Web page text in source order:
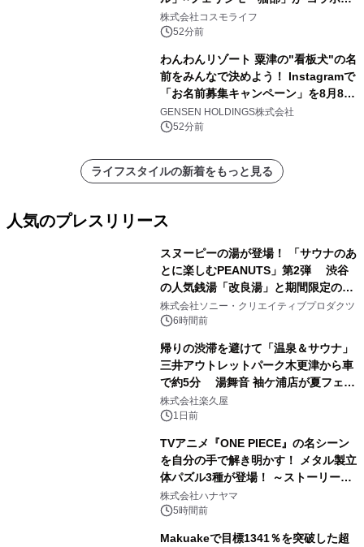
ャンペーンを実施
株式会社コスモライフ
52分前
わんわんリゾート 粟津の"看板犬"の名
前をみんなで決めよう！ Instagramで
「お名前募集キャンペーン」を8月8日
(土)より開催
GENSEN HOLDINGS株式会社
52分前
ライフスタイルの新着をもっと見る
人気のプレスリリース
スヌーピーの湯が登場！ 「サウナのあ
とに楽しむPEANUTS」第2弾 渋谷
の人気銭湯「改良湯」と期間限定のコ
ラボレーション サウナイキタイコラ
ボグッズも発売決定！
株式会社ソニー・クリエイティブプロダクツ
6時間前
帰りの渋滞を避けて「温泉＆サウナ」
三井アウトレットパーク木更津から車
で約5分 湯舞音 袖ケ浦店が夏フェア
メニューを提供
株式会社楽久屋
1日前
TVアニメ『ONE PIECE』の名シーン
を自分の手で解き明かす！ メタル製立
体パズル3種が登場！ ～ストーリーと
ギミックが融合した 大人の体験型パズ
ルが8月7日(金)12時より先行予約受付
株式会社ハナヤマ
5時間前
Makuakeで目標1341％を突破した超